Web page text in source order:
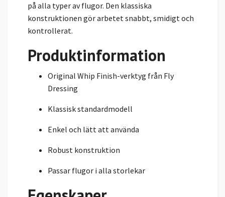
på alla typer av flugor. Den klassiska
konstruktionen gör arbetet snabbt, smidigt och
kontrollerat.
Produktinformation
Original Whip Finish-verktyg från Fly
Dressing
Klassisk standardmodell
Enkel och lätt att använda
Robust konstruktion
Passar flugor i alla storlekar